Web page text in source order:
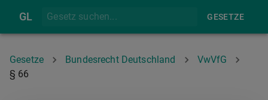
GL GESETZE
Gesetze Bundesrecht Deutschland
VwVfG
§ 66